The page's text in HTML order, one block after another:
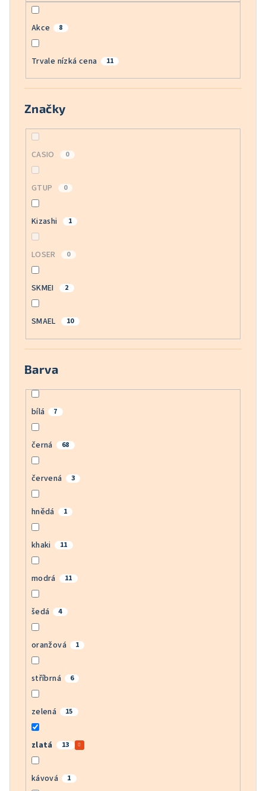
Akce 8
Trvale nízká cena 11
Značky
CASIO 0
GTUP 0
Kizashi 1
LOSER 0
SKMEI 2
SMAEL 10
Barva
bílá 7
černá 68
červená 3
hnědá 1
khaki 11
modrá 11
šedá 4
oranžová 1
stříbrná 6
zelená 15
zlatá 13
kávová 1